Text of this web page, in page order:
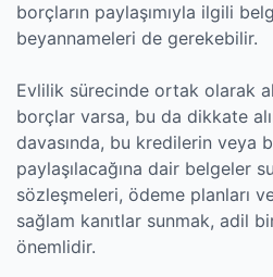
borçların paylaşımıyla ilgili
beyannameleri de gerekebilir.
Evlilik sürecinde ortak olarak
borçlar varsa, bu da dikkate
davasında, bu kredilerin veya
paylaşılacağına dair belgeler
sözleşmeleri, ödeme planları
sağlam kanıtlar sunmak, adil
önemlidir.